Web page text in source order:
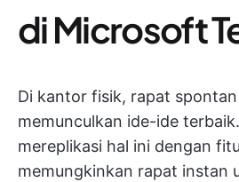
di Microsoft
Di kantor fisik, rapat
memunculkan ide-ide
mereplikasi hal ini dengan
memungkinkan rapat instan